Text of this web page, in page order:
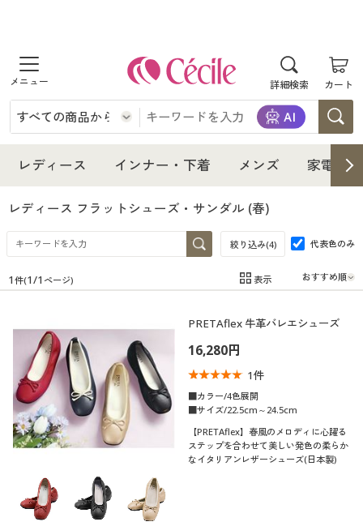
詳細検索 カート
商品を探す
レディース
レディースファッション
女性下着
インナー・下着
インナー・下着通販すべて
女性下着
メンズ下着
ジュニア・ティーンズ下着
メンズ
メンズ通販すべて
メンズファッション
メンズ下着
家電・雑貨
家電・雑貨すべて
家電
キッチン・雑貨・日用品
寝具・インテリア・家具
寝具・インテリア・家具通販すべて
家具・収納
寝具・ベッド
美容・健康
美容・健康通販すべて
美容・健康・サプリメント
制服・スクール
制服・スクールすべて
ジュニア・ティーンズ下着
大きいサイズ
大きいサイズ レディース服
バーゲンセール
詳細検索
レディース インナー・下着 メンズ 家電・
レディース フラットシューズ・サンダル (春)
絞り込み(4) 代表色のみ
在庫 在庫のある商品のみ表示
カテゴリ
口コミ
(5)
靴・靴下サイ
ズ
22.5 23
1 件(1/1 ページ) 表示
PRETAflex 牛革バレエシューズ
16,280円
1件
■カラー/4色展開
■サイズ/22.5cm～24.5cm
【PRETAflex】春風のメロディに心躍る
ステップを合わせて美しい発色の柔らか
なイタリアンレザーシューズ(日本製)